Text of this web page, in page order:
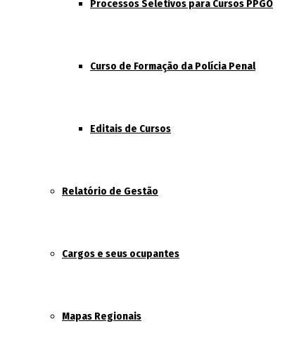
Processos Seletivos para Cursos PPGO
Curso de Formação da Polícia Penal
Editais de Cursos
Relatório de Gestão
Cargos e seus ocupantes
Mapas Regionais